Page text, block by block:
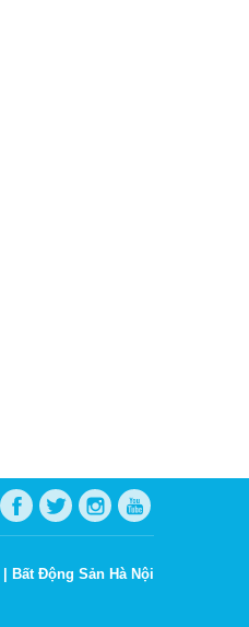
Bất Động Sản Hà Nội